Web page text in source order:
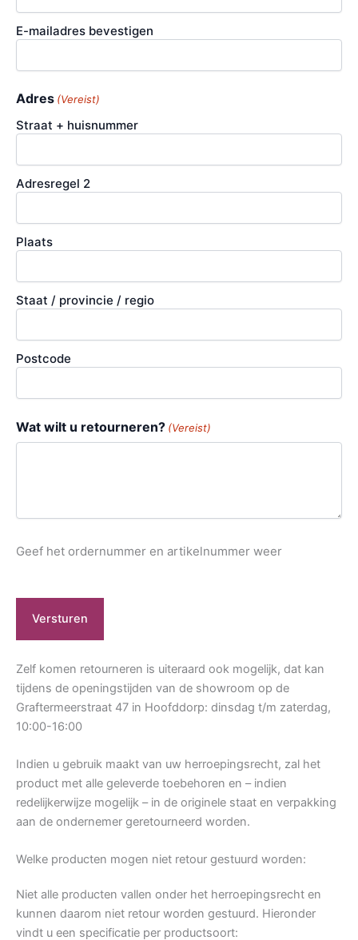
E-mailadres bevestigen
Adres (Vereist)
Straat + huisnummer
Adresregel 2
Plaats
Staat / provincie / regio
Postcode
Wat wilt u retourneren? (Vereist)
Geef het ordernummer en artikelnummer weer
Zelf komen retourneren is uiteraard ook mogelijk, dat kan
tijdens de openingstijden van de showroom op de
Graftermeerstraat 47 in Hoofddorp: dinsdag t/m zaterdag,
10:00-16:00
Indien u gebruik maakt van uw herroepingsrecht, zal het
product met alle geleverde toebehoren en – indien
redelijkerwijze mogelijk – in de originele staat en verpakking
aan de ondernemer geretourneerd worden.
Welke producten mogen niet retour gestuurd worden:
Niet alle producten vallen onder het herroepingsrecht en
kunnen daarom niet retour worden gestuurd. Hieronder
vindt u een specificatie per productsoort: